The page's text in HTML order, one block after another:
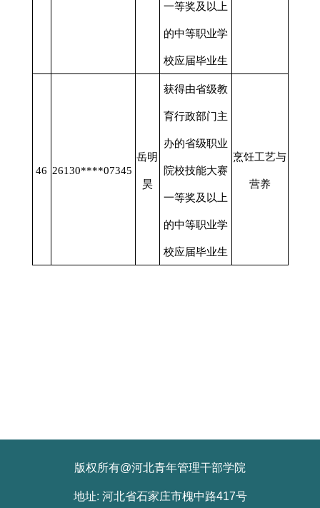
一等奖及以上
的中等职业学
校应届毕业生
46 26130****07345
岳明
昊
获得由省级教
育行政部门主
办的省级职业
院校技能大赛
一等奖及以上
的中等职业学
校应届毕业生
烹饪工艺与
营养
版权所有@河北青年管理干部学院
地址: 河北省石家庄市槐中路417号